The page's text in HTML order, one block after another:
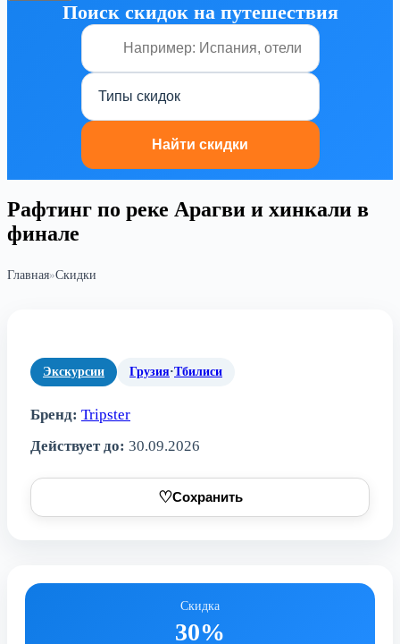
Поиск скидок на путешествия
Рафтинг по реке Арагви и хинкали в
финале
Главная»Скидки
Экскурсии Грузия·Тбилиси
Бренд: Tripster
Действует до: 30.09.2026
♡Сохранить
Скидка
30%